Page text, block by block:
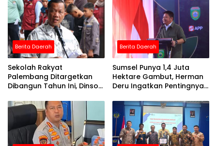
Berita Daerah
Sekolah Rakyat
Palembang Ditargetkan
Dibangun Tahun Ini, Dinsos:
Berita Daerah
Sumsel Punya 1,4 Juta
Hektare Gambut, Herman
Deru Ingatkan Pentingnya